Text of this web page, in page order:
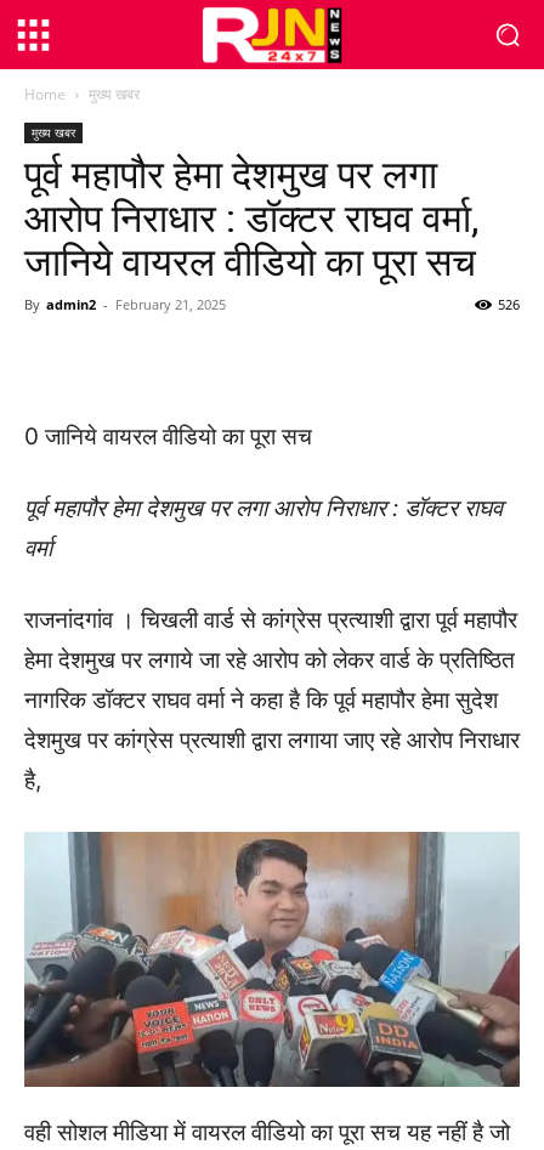
Home मुख्य खबर
मुख्य खबर
पूर्व महापौर हेमा देशमुख पर लगा
आरोप निराधार : डॉक्टर राघव वर्मा,
जानिये वायरल वीडियो का पूरा सच
By admin2 - February 21, 2025 526
0 जानिये वायरल वीडियो का पूरा सच
पूर्व महापौर हेमा देशमुख पर लगा आरोप निराधार : डॉक्टर राघव
वर्मा
राजनांदगांव । चिखली वार्ड से कांग्रेस प्रत्याशी द्वारा पूर्व महापौर
हेमा देशमुख पर लगाये जा रहे आरोप को लेकर वार्ड के प्रतिष्ठित
नागरिक डॉक्टर राघव वर्मा ने कहा है कि पूर्व महापौर हेमा सुदेश
देशमुख पर कांग्रेस प्रत्याशी द्वारा लगाया जाए रहे आरोप निराधार
है,
वही सोशल मीडिया में वायरल वीडियो का पूरा सच यह नहीं है जो